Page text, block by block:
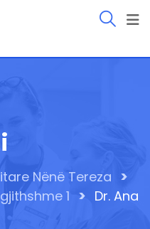
Nënë Tereza >
1 > Dr. Ana